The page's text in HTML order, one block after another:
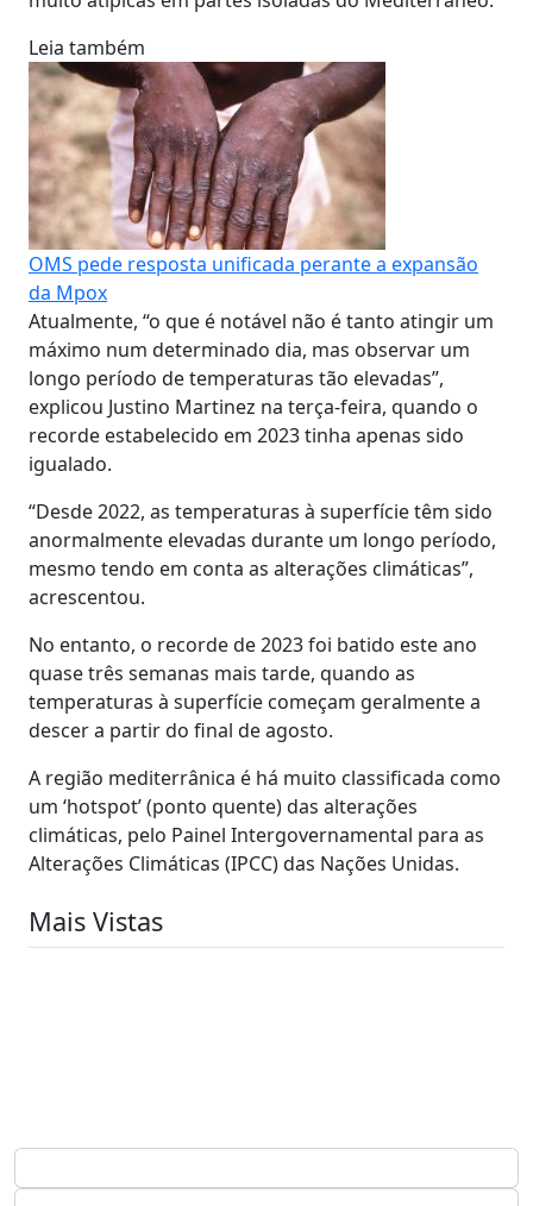
Leia também
OMS pede resposta unificada perante a expansão
da Mpox
Atualmente, “o que é notável não é tanto atingir um
máximo num determinado dia, mas observar um
longo período de temperaturas tão elevadas”,
explicou Justino Martinez na terça-feira, quando o
recorde estabelecido em 2023 tinha apenas sido
igualado.
“Desde 2022, as temperaturas à superfície têm sido
anormalmente elevadas durante um longo período,
mesmo tendo em conta as alterações climáticas”,
acrescentou.
No entanto, o recorde de 2023 foi batido este ano
quase três semanas mais tarde, quando as
temperaturas à superfície começam geralmente a
descer a partir do final de agosto.
A região mediterrânica é há muito classificada como
um ‘hotspot’ (ponto quente) das alterações
climáticas, pelo Painel Intergovernamental para as
Alterações Climáticas (IPCC) das Nações Unidas.
Mais Vistas